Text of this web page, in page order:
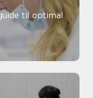
til optimal